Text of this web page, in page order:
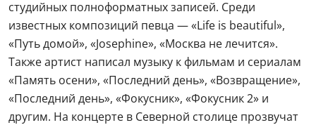
студийных полноформатных записей. Среди
известных композиций певца — «Life is beautiful»,
«Путь домой», «Josephine», «Москва не лечится».
Также артист написал музыку к фильмам и сериалам
«Память осени», «Последний день», «Возвращение»,
«Последний день», «Фокусник», «Фокусник 2» и
другим. На концерте в Северной столице прозвучат